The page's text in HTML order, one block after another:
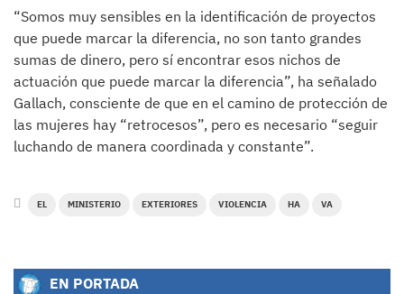
“Somos muy sensibles en la identificación de proyectos
que puede marcar la diferencia, no son tanto grandes
sumas de dinero, pero sí encontrar esos nichos de
actuación que puede marcar la diferencia”, ha señalado
Gallach, consciente de que en el camino de protección de
las mujeres hay “retrocesos”, pero es necesario “seguir
luchando de manera coordinada y constante”.
EL MINISTERIO EXTERIORES VIOLENCIA HA VA
EN PORTADA